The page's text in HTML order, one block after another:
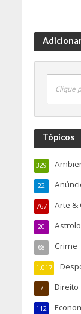
Clique
Tópicos
329
22
Arte &
767
20
Crime
68
1.017
Direito
7
112